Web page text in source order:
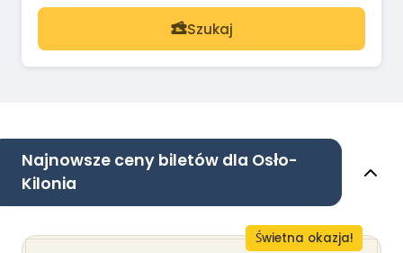
Szukaj
Najnowsze ceny biletów dla Osło-
Kilonia
Świetna okazja!